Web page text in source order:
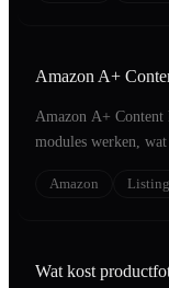
Amazon A+
Amazon A+ Content
modules werken,
Amazon
Wat kost